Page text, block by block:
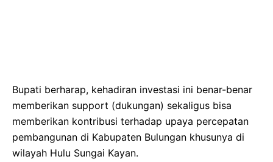
Bupati berharap, kehadiran investasi ini benar-benar
memberikan support (dukungan) sekaligus bisa
memberikan kontribusi terhadap upaya percepatan
pembangunan di Kabupaten Bulungan khusunya di
wilayah Hulu Sungai Kayan.